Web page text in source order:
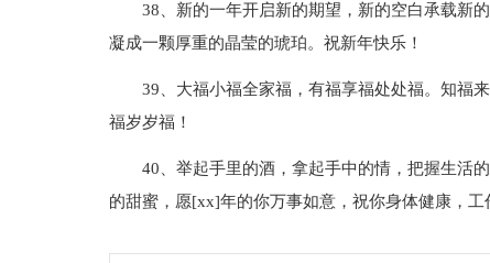
38、新的一年开启新的期望，新的空白承载新
凝成一颗厚重的晶莹的琥珀。祝新年快乐！
39、大福小福全家福，有福享福处处福。知福
福岁岁福！
40、举起手里的酒，拿起手中的情，把握生活
的甜蜜，愿[xx]年的你万事如意，祝你身体健康，工